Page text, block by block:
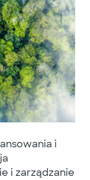
i
i zarządzanie